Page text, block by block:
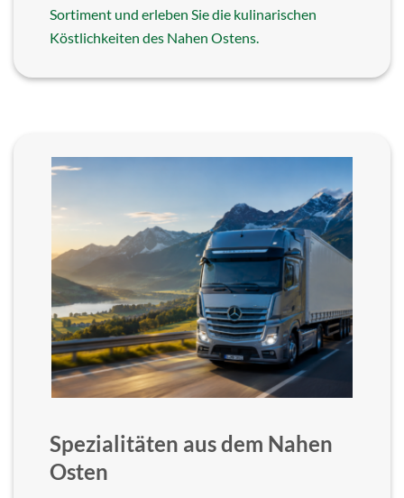
Sortiment und erleben Sie die kulinarischen
Köstlichkeiten des Nahen Ostens.
Spezialitäten aus dem Nahen
Osten